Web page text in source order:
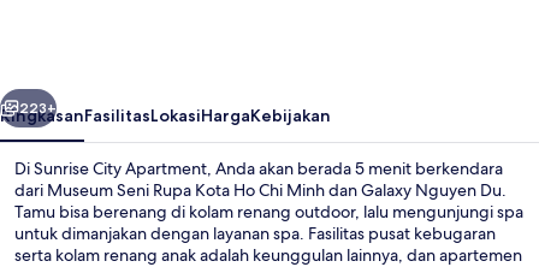
Berikutnya
223+
RingkasanFasilitasLokasiHargaKebijakan
Di Sunrise City Apartment, Anda akan berada 5 menit berkendara
dari Museum Seni Rupa Kota Ho Chi Minh dan Galaxy Nguyen Du.
Tamu bisa berenang di kolam renang outdoor, lalu mengunjungi spa
untuk dimanjakan dengan layanan spa. Fasilitas pusat kebugaran
serta kolam renang anak adalah keunggulan lainnya, dan apartemen